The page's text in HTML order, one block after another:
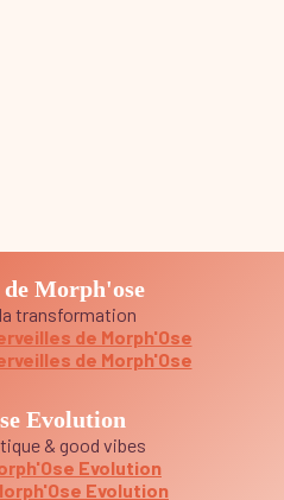
Morph'ose
transformation
Evolution
& good vibes